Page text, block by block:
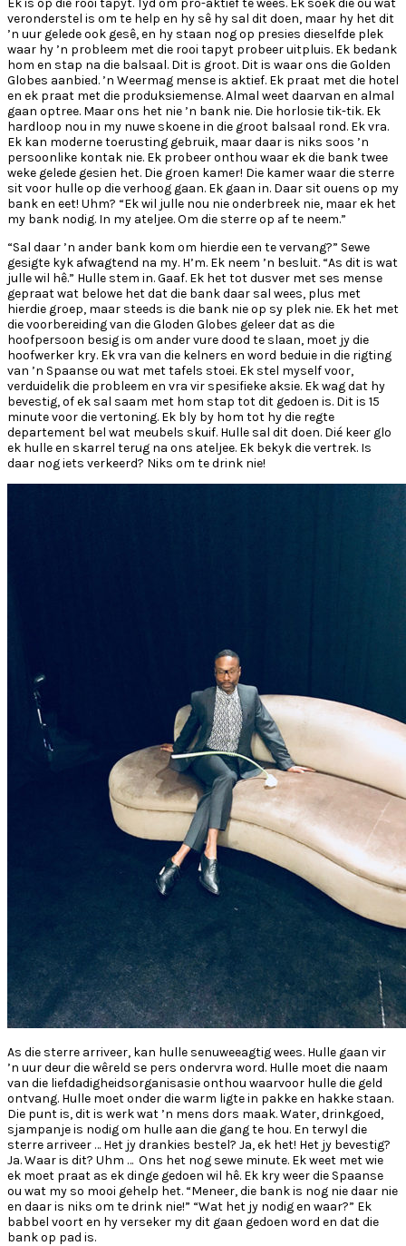
veronderstel is om te help en hy sê hy sal dit doen, maar hy het dit
’n uur gelede ook gesê, en hy staan nog op presies dieselfde plek
waar hy ’n probleem met die rooi tapyt probeer uitpluis. Ek bedank
hom en stap na die balsaal. Dit is groot. Dit is waar ons die Golden
Globes aanbied. ’n Weermag mense is aktief. Ek praat met die hotel
en ek praat met die produksiemense. Almal weet daarvan en almal
gaan optree. Maar ons het nie ’n bank nie. Die horlosie tik-tik. Ek
hardloop nou in my nuwe skoene in die groot balsaal rond. Ek vra.
Ek kan moderne toerusting gebruik, maar daar is niks soos ’n
persoonlike kontak nie. Ek probeer onthou waar ek die bank twee
weke gelede gesien het. Die groen kamer! Die kamer waar die sterre
sit voor hulle op die verhoog gaan. Ek gaan in. Daar sit ouens op my
bank en eet! Uhm? “Ek wil julle nou nie onderbreek nie, maar ek het
my bank nodig. In my ateljee. Om die sterre op af te neem.”
“Sal daar ’n ander bank kom om hierdie een te vervang?” Sewe
gesigte kyk afwagtend na my. H’m. Ek neem ’n besluit. “As dit is wat
julle wil hê.” Hulle stem in. Gaaf. Ek het tot dusver met ses mense
gepraat wat belowe het dat die bank daar sal wees, plus met
hierdie groep, maar steeds is die bank nie op sy plek nie. Ek het met
die voorbereiding van die Gloden Globes geleer dat as die
hoofpersoon besig is om ander vure dood te slaan, moet jy die
hoofwerker kry. Ek vra van die kelners en word beduie in die rigting
van ’n Spaanse ou wat met tafels stoei. Ek stel myself voor,
verduidelik die probleem en vra vir spesifieke aksie. Ek wag dat hy
bevestig, of ek sal saam met hom stap tot dit gedoen is. Dit is 15
minute voor die vertoning. Ek bly by hom tot hy die regte
departement bel wat meubels skuif. Hulle sal dit doen. Dié keer glo
ek hulle en skarrel terug na ons ateljee. Ek bekyk die vertrek. Is
daar nog iets verkeerd? Niks om te drink nie!
As die sterre arriveer, kan hulle senuweeagtig wees. Hulle gaan vir
’n uur deur die wêreld se pers ondervra word. Hulle moet die naam
van die liefdadigheidsorganisasie onthou waarvoor hulle die geld
ontvang. Hulle moet onder die warm ligte in pakke en hakke staan.
Die punt is, dit is werk wat ’n mens dors maak. Water, drinkgoed,
sjampanje is nodig om hulle aan die gang te hou. En terwyl die
sterre arriveer … Het jy drankies bestel? Ja, ek het! Het jy bevestig?
Ja. Waar is dit? Uhm … Ons het nog sewe minute. Ek weet met wie
ek moet praat as ek dinge gedoen wil hê. Ek kry weer die Spaanse
ou wat my so mooi gehelp het. “Meneer, die bank is nog nie daar nie
en daar is niks om te drink nie!” “Wat het jy nodig en waar?” Ek
babbel voort en hy verseker my dit gaan gedoen word en dat die
bank op pad is.